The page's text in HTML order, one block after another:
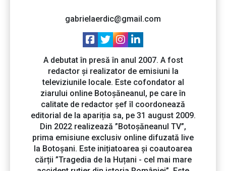
gabrielaerdic@gmail.com
A debutat în presă în anul 2007. A fost
redactor și realizator de emisiuni la
televiziunile locale. Este cofondator al
ziarului online Botoșăneanul, pe care în
calitate de redactor șef îl coordonează
editorial de la apariția sa, pe 31 august 2009.
Din 2022 realizează ”Botoșăneanul TV”,
prima emisiune exclusiv online difuzată live
la Botoșani. Este inițiatoarea și coautoarea
cărții ”Tragedia de la Huțani - cel mai mare